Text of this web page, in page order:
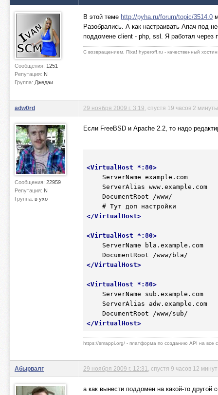
Сообщения: 1251
Репутация: N
Группа: Джедаи
В этой теме http://pyha.ru/forum/topic/3514.0
Разобрались. А как настраивать Апач под
поддомене client - php, ssl. Я работал через
С возвращением, Пiха! hyperoff.ru - качественный
adw0rd
Сообщения: 22959
Репутация: N
Группа: в ухо
29 ноября 2009 г. 3:19 , спустя 19 часов 2
Если FreeBSD и Apache 2.2, то надо
<VirtualHost * :80>
</VirtualHost>
<VirtualHost * :80>
</VirtualHost>
<VirtualHost * :80>
</VirtualHost>
https://smappi.org/ - платформа по созданию API на все
Абырвалг 29 ноября 2009 г. 12:31 , спустя 9 часов 12
а как вынести поддомен на какой-то другой